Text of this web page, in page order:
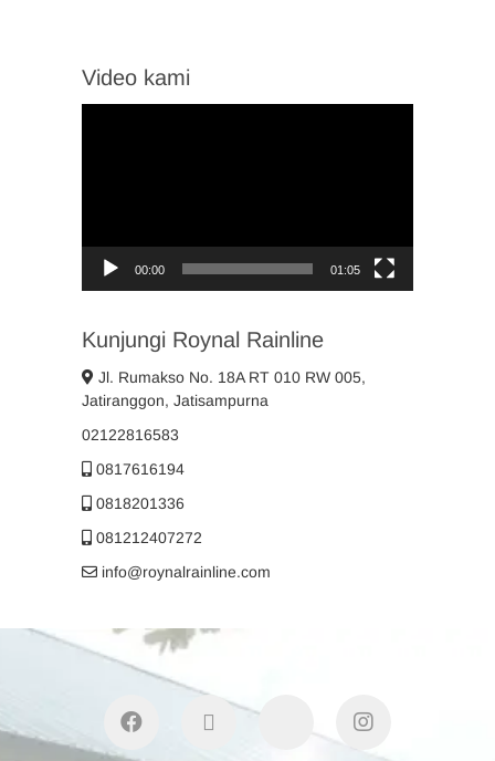
Video kami
00:00 01:05
Kunjungi Roynal Rainline
Jl. Rumakso No. 18A RT 010 RW 005,
Jatiranggon, Jatisampurna
02122816583
0817616194
0818201336
081212407272
info@roynalrainline.com
facebook twitter youtube instagram